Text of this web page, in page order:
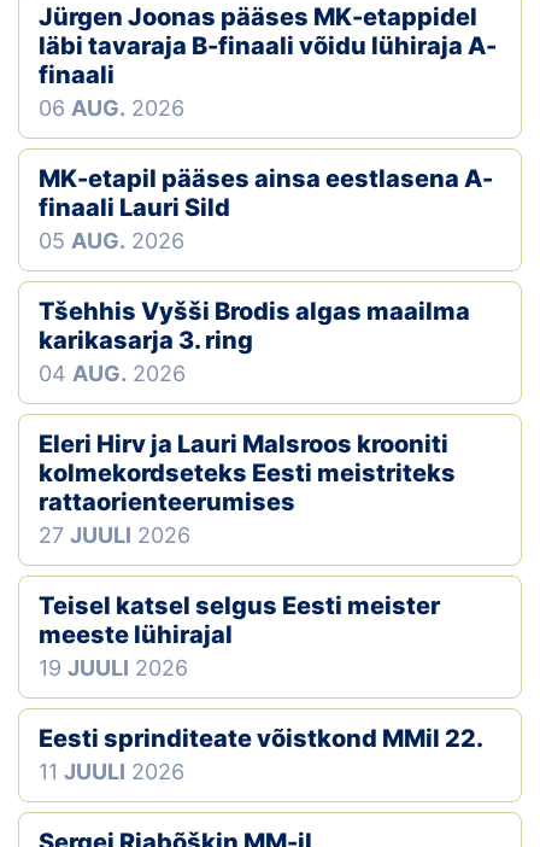
Jürgen Joonas pääses MK-etappidel
läbi tavaraja B-finaali võidu lühiraja A-
finaali
06 AUG. 2026
MK-etapil pääses ainsa eestlasena A-
finaali Lauri Sild
05 AUG. 2026
Tšehhis Vyšši Brodis algas maailma
karikasarja 3. ring
04 AUG. 2026
Eleri Hirv ja Lauri Malsroos krooniti
kolmekordseteks Eesti meistriteks
rattaorienteerumises
27 JUULI 2026
Teisel katsel selgus Eesti meister
meeste lühirajal
19 JUULI 2026
Eesti sprinditeate võistkond MMil 22.
11 JUULI 2026